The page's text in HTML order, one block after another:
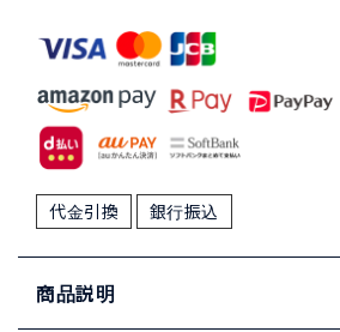
代金引換 銀行振込
商品説明